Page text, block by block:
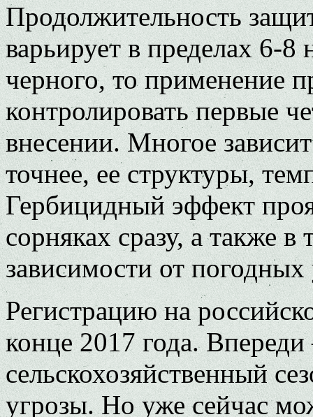
Продолжительность
варьирует в пределах 6-8
черного, то применение
контролировать первые
внесении. Многое
точнее, ее структуры,
Гербицидный эффект
сорняках сразу, а также в
зависимости от
Регистрацию на
конце 2017 года.
сельскохозяйственный
угрозы. Но уже сейчас